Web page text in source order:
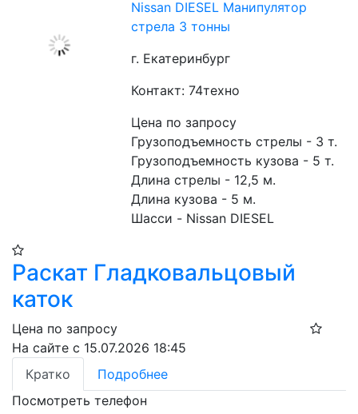
Nissan DIESEL Манипулятор
стрела 3 тонны
г. Екатеринбург
Контакт: 74техно
Цена по запросу
Грузоподъемность стрелы - 3 т.
Грузоподъемность кузова - 5 т.
Длина стрелы - 12,5 м.
Длина кузова - 5 м.
Шасси - Nissan DIESEL
Раскат Гладковальцовый
каток
Цена по запросу
На сайте с 15.07.2026 18:45
Кратко
Подробнее
Посмотреть телефон